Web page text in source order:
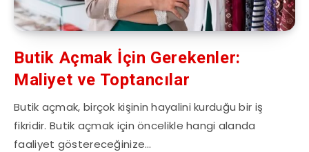
Butik Açmak İçin Gerekenler:
Maliyet ve Toptancılar
Butik açmak, birçok kişinin hayalini kurduğu bir iş
fikridir. Butik açmak için öncelikle hangi alanda
faaliyet göstereceğinize…